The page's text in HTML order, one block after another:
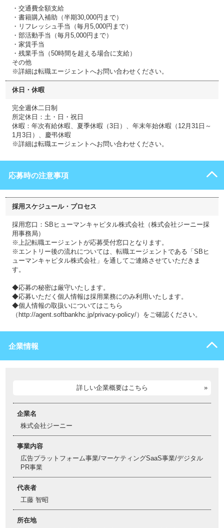
・交通費全額支給
・書籍購入補助（半期30,000円まで）
・リフレッシュ手当（毎月5,000円まで）
・部活動手当（毎月5,000円まで）
・家賃手当
・残業手当（50時間を超える場合に支給）
その他
※詳細は転職エージェントへお問い合わせください。
休日・休暇
完全週休二日制
所定休日：土・日・祝日
休暇：年次有給休暇、夏季休暇（3日）、年末年始休暇（12月31日～
1月3日）、慶弔休暇
※詳細は転職エージェントへお問い合わせください。
応募時の注意事項
採用スケジュール・プロセス
採用窓口：SBヒューマンキャピタル株式会社（株式会社ジーニー採
用事務局）
※上記転職エージェントが応募受付窓口となります。
※エントリー後の流れについては、転職エージェントである「SBヒ
ューマンキャピタル株式会社」を通してご連絡させていただきま
す。
◆応募の秘密は厳守いたします。
◆応募いただく個人情報は採用業務にのみ利用いたします。
◆個人情報の取扱いについてはこちら
（http://agent.softbankhc.jp/privacy-policy/）をご確認ください。
企業情報
詳しい企業概要はこちら
企業名
株式会社ジーニー
事業内容
広告プラットフォーム事業/マーケティングSaaS事業/デジタル
PR事業
代表者
工藤 智昭
所在地